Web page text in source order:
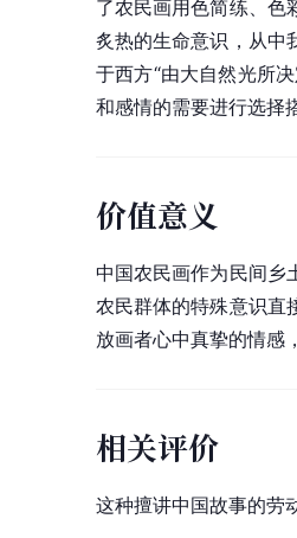
了农民画用色简练、色
炙热的生命意识，从中
于西方“由大自然光所
和感情的需要进行选择
价值意义
中国农民画作为民间乡
农民群体的特殊意识直
放画者心中真挚的情感
相关评价
这种擅讲中国故事的劳